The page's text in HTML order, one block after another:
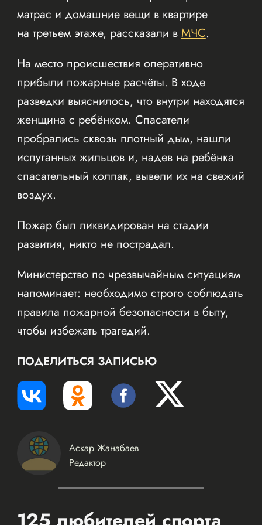
матрас и домашние вещи в квартире
на третьем этаже, рассказали вМЧС.
На место происшествия оперативно
прибыли пожарные расчёты. В ходе
разведки выяснилось, что внутри находятся
женщина с ребёнком. Спасатели
пробрались сквозь плотный дым, нашли
испуганных жильцов и, надев на ребёнка
спасательный колпак, вывели их на свежий
воздух.
Пожар был ликвидирован на стадии
развития, никто не пострадал.
Министерство по чрезвычайным ситуациям
напоминает: необходимо строго соблюдать
правила пожарной безопасности в быту,
чтобы избежать трагедий.
ПОДЕЛИТЬСЯ ЗАПИСЬЮ
Аскар Жанабаев
Редактор